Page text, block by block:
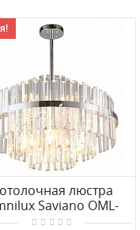
люстра
Saviano OML-
69007-09